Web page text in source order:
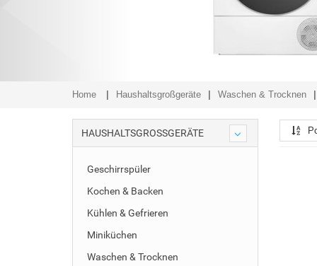
Home Haushaltsgroßgeräte Waschen & Trocknen
HAUSHALTSGROSSGERÄTE
Geschirrspüler
Kochen & Backen
Kühlen & Gefrieren
Miniküchen
Waschen & Trocknen